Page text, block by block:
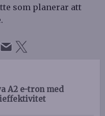
som planerar att
A2 e-tron med